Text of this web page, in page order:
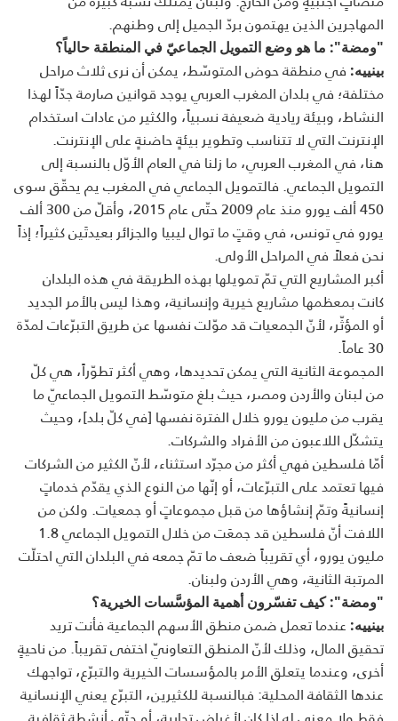
المهاجرين الذين يهتمون بردّ الجميل إلى وطنهم.
"ومضة": ما هو وضع التمويل الجماعيّ في المنطقة حالياً؟
بينييه: في منطقة حوض المتوسّط، يمكن أن نرى ثلاث مراحل
مختلفة؛ في بلدان المغرب العربي يوجد قوانين صارمة جدّاً لهذا
النشاط، وبيئة ريادية ضعيفة نسبياً، والكثير من عادات استخدام
الإنترنت التي لا تتناسب وتطوير بيئةٍ حاضنةٍ على الإنترنت.
هنا، في المغرب العربي، ما زلنا في العام الأوّل بالنسبة إلى
التمويل الجماعي. فالتمويل الجماعي في المغرب يم يحقّق سوى
450 ألف يورو منذ عام 2009 حتّى عام 2015، وأقلّ من 300 ألف
يورو في تونس، في وقتٍ ما توال ليبيا والجزائر بعيدتَين كثيراً؛ إذاً
نحن فعلاً في المراحل الأولى.
أكبر المشاريع التي تمّ تمويلها بهذه الطريقة في هذه البلدان
كانت بمعظمها مشاريع خيرية وإنسانية، وهذا ليس بالأمر الجديد
أو المؤثّر، لأنّ الجمعيات قد موّلت نفسها عن طريق التبرّعات لمدّة
30 عاماً.
المجموعة الثانية التي يمكن تحديدها، وهي أكثر تطوّراً، هي كلّ
من لبنان والأردن ومصر، حيث بلغ متوسّط التمويل الجماعيّ ​​ما
يقرب من مليون يورو خلال الفترة نفسها [في كلّ بلد]، وحيث
يتشكّل اللاعبون من الأفراد والشركات.
أمّا فلسطين فهي أكثر من مجرّد استثناء، لأنّ الكثير من الشركات
فيها تعتمد على التبرّعات، أو إنّها من النوع الذي يقدّم خدماتٍ
إنسانيةً وتمّ إنشاؤها من قبل مجموعاتٍ أو جمعيات. ولكن من
اللافت أنّ فلسطين قد جمعَت من خلال التمويل الجماعي 1.8
مليون يورو، أي تقريباً ضعف ما تمّ جمعه في البلدان التي احتلّت
المرتبة الثانية، وهي الأردن ولبنان.
"ومضة": كيف تفسّرون أهمية المؤسَّسات الخيرية؟
بينييه: عندما تعمل ضمن منطق الأسهم الجماعية فأنت تريد
تحقيق المال، وذلك لأنّ المنطق التعاونيّ اختفى تقريباً. من ناحيةٍ
أخرى، وعندما يتعلق الأمر بالمؤسسات الخيرية والتبرّع، تواجهك
عندها الثقافة المحلية: فبالنسبة للكثيرين، التبرّع يعني الإنسانية